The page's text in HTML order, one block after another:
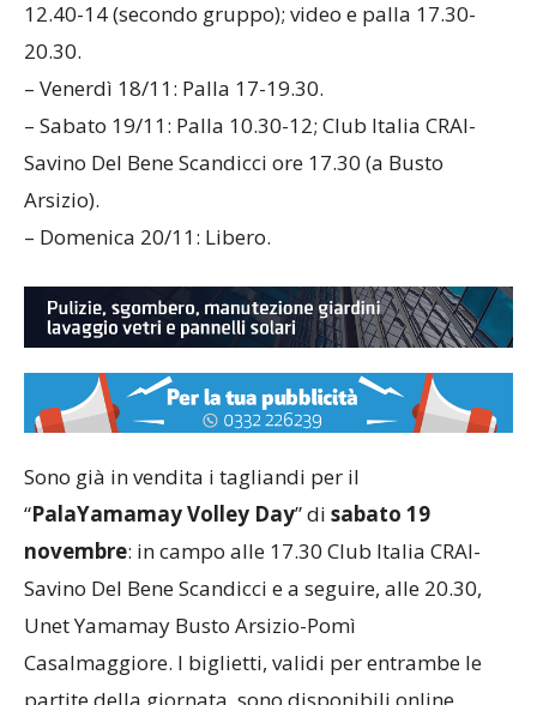
12.40-14 (secondo gruppo); video e palla 17.30-
20.30.
– Venerdì 18/11: Palla 17-19.30.
– Sabato 19/11: Palla 10.30-12; Club Italia CRAI-
Savino Del Bene Scandicci ore 17.30 (a Busto
Arsizio).
– Domenica 20/11: Libero.
Sono già in vendita i tagliandi per il
“PalaYamamay Volley Day” di sabato 19
novembre: in campo alle 17.30 Club Italia CRAI-
Savino Del Bene Scandicci e a seguire, alle 20.30,
Unet Yamamay Busto Arsizio-Pomì
Casalmaggiore. I biglietti, validi per entrambe le